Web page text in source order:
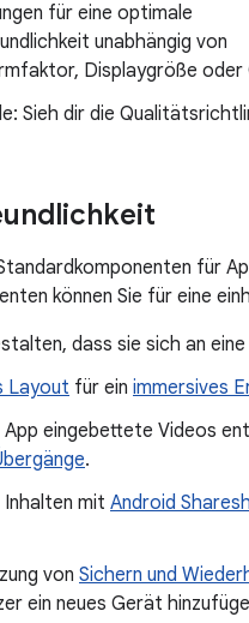
für eine optimale
unabhängig von
Displaygröße oder
Sieh dir die
für
können Sie für eine
dass sie sich an
Layout für ein immersives
App eingebettete Videos
.
Inhalten mit Android
von Sichern und
ein neues Gerät